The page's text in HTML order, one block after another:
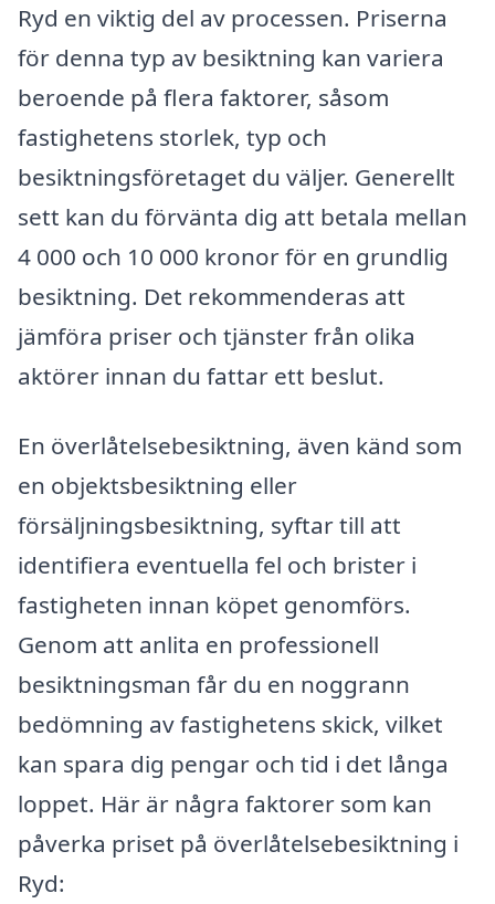
Ryd en viktig del av processen. Priserna
för denna typ av besiktning kan variera
beroende på flera faktorer, såsom
fastighetens storlek, typ och
besiktningsföretaget du väljer. Generellt
sett kan du förvänta dig att betala mellan
4 000 och 10 000 kronor för en grundlig
besiktning. Det rekommenderas att
jämföra priser och tjänster från olika
aktörer innan du fattar ett beslut.
En överlåtelsebesiktning, även känd som
en objektsbesiktning eller
försäljningsbesiktning, syftar till att
identifiera eventuella fel och brister i
fastigheten innan köpet genomförs.
Genom att anlita en professionell
besiktningsman får du en noggrann
bedömning av fastighetens skick, vilket
kan spara dig pengar och tid i det långa
loppet. Här är några faktorer som kan
påverka priset på överlåtelsebesiktning i
Ryd: